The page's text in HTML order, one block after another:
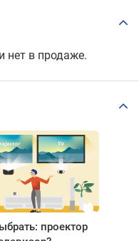
нет в продаже.
проектор